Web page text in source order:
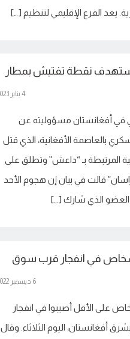
يعد الفرع الإقليمي لتنظيم […]
استهدف نقطة تفتيش بمطار
4 يناير 2023
في أفغانستان مسؤوليته عن
بالعاصمة الأفغانية، الذي قتل
المرتبطة بـ “داعش” وتطلق على
قالت في بيان إن هجوم الأحد
الذي شارك […]
الأفغانية:تعلن إصابة 6 أشخاص في انفجار قرب سوق
6 ديسمبر 2022
قالت الشرطة الأفغانية إن 6 أشخاص على الأقل أصيبوا في انفجار
أفغانستان، اليوم الثلاثاء. وقال